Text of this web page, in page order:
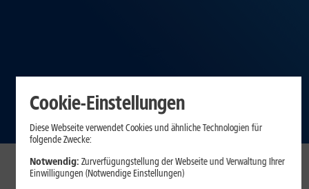
Cookie-Einstellungen
Diese Webseite verwendet Cookies und ähnliche Technologien für
folgende Zwecke:
Notwendig: Zurverfügungstellung der Webseite und Verwaltung Ihrer
Einwilligungen (Notwendige Einstellungen)